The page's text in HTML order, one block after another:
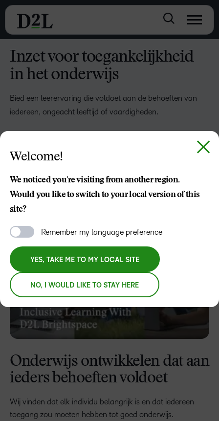
Inzet voor toegankelijkheid
in het onderwijs
Bied een leerervaring die voldoet aan de behoeften van
iedereen, ongeacht leeftijd of vaardigheden.
Onderwijs ontwikkelen dat aan
ieders behoeften voldoet
Wij vinden dat elk individu belangrijk is en dat iedereen
toegang zou moeten hebben tot goed onderwijs.
Welcome!
We noticed you're visiting from another region.
Would you like to switch to your local version of this
site?
Remember my language preference
YES, TAKE ME TO MY LOCAL SITE
NO, I WOULD LIKE TO STAY HERE